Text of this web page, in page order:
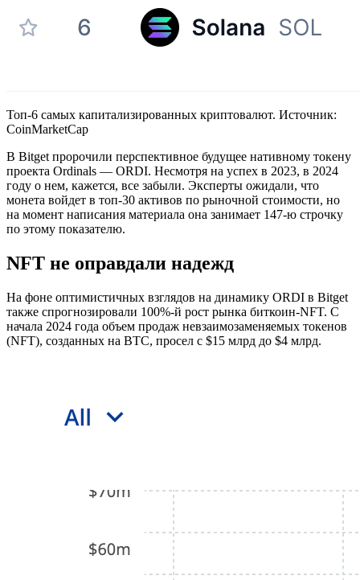
Топ-6 самых капитализированных криптовалют. Источник:
CoinMarketCap
В Bitget пророчили перспективное будущее нативному токену
проекта Ordinals — ORDI. Несмотря на успех в 2023, в 2024
году о нем, кажется, все забыли. Эксперты ожидали, что
монета войдет в топ-30 активов по рыночной стоимости, но
на момент написания материала она занимает 147-ю строчку
по этому показателю.
NFT не оправдали надежд
На фоне оптимистичных взглядов на динамику ORDI в Bitget
также спрогнозировали 100%-й рост рынка биткоин-NFT. С
начала 2024 года объем продаж невзаимозаменяемых токенов
(NFT), созданных на BTC, просел с $15 млрд до $4 млрд.